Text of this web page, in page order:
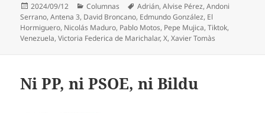
Publicado
el
2024/09/12 Categorías
Columnas Etiquetas
Adrián,Alvise Pérez,Andoni
Serrano,Antena 3, David Broncano, Edmundo González, El
Hormiguero, Nicolás Maduro, Pablo Motos, Pepe Mujica,Tiktok,
Venezuela,Victoria Federica de Marichalar,X,Xavier Tomàs
Ni PP, ni PSOE, ni Bildu